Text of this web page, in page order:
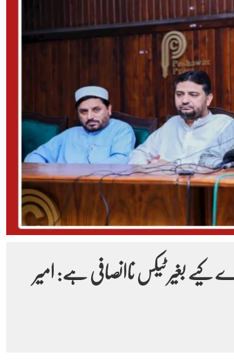
بغیر ٹیکس ناانصافی ہے: امیر